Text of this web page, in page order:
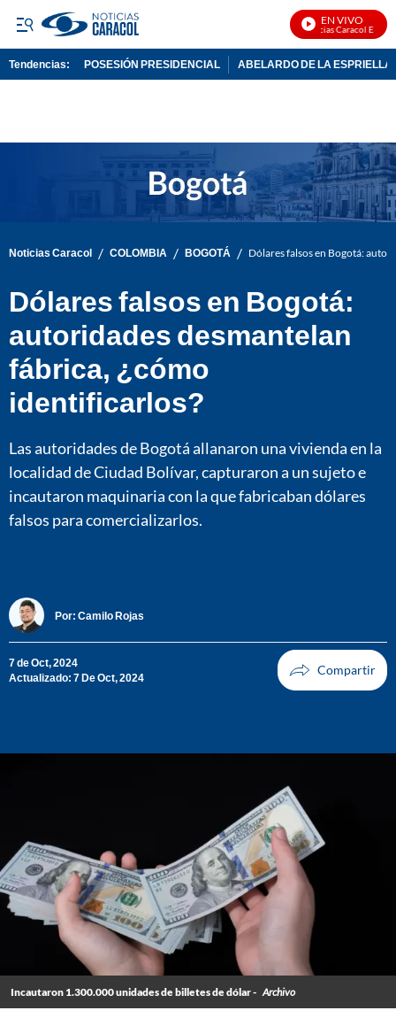
EN VIVO
Noticias Caracol En Vivo
Tendencias: POSESIÓN PRESIDENCIAL ABELARDO DE LA ESPRIELLA
Noticias Caracol / COLOMBIA / BOGOTÁ / Dólares falsos en Bogotá:
Dólares falsos en Bogotá:
autoridades desmantelan
fábrica, ¿cómo
identificarlos?
Las autoridades de Bogotá allanaron una vivienda en la
localidad de Ciudad Bolívar, capturaron a un sujeto e
incautaron maquinaria con la que fabricaban dólares
falsos para comercializarlos.
Por: Camilo Rojas
7 de Oct, 2024
Actualizado: 7 De Oct, 2024
Incautaron 1.300.000 unidades de billetes de dólar - Archivo